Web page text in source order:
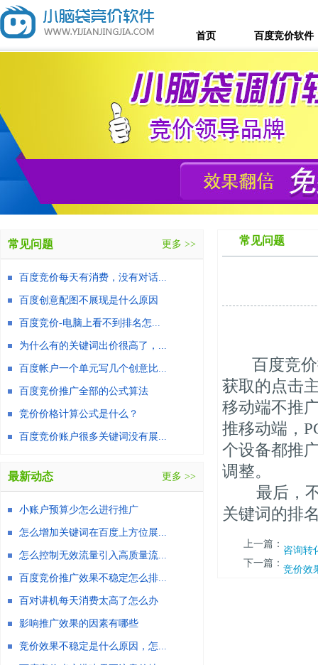
首页 百度竞价软件
常见问题
百度竞价
获取的点击
移动端不推
推移动端，
个设备都推
调整。
最后，不
关键词的排
上一篇： 咨询转
下一篇： 竞价效
常见问题 更多 >>
百度竞价每天有消费，没有对话...
百度创意配图不展现是什么原因
百度竞价-电脑上看不到排名怎...
为什么有的关键词出价很高了，...
百度帐户一个单元写几个创意比...
百度竞价推广全部的公式算法
竞价价格计算公式是什么？
百度竞价账户很多关键词没有展...
最新动态 更多 >>
小账户预算少怎么进行推广
怎么增加关键词在百度上方位展...
怎么控制无效流量引入高质量流...
百度竞价推广效果不稳定怎么排...
百对讲机每天消费太高了怎么办
影响推广效果的因素有哪些
竞价效果不稳定是什么原因，怎...